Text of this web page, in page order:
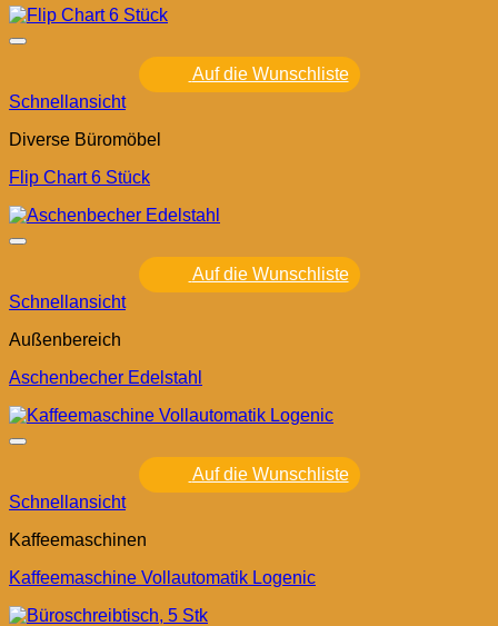
Auf die Wunschliste
Schnellansicht
Diverse Büromöbel
Flip Chart 6 Stück
Auf die Wunschliste
Schnellansicht
Außenbereich
Aschenbecher Edelstahl
Auf die Wunschliste
Schnellansicht
Kaffeemaschinen
Kaffeemaschine Vollautomatik Logenic